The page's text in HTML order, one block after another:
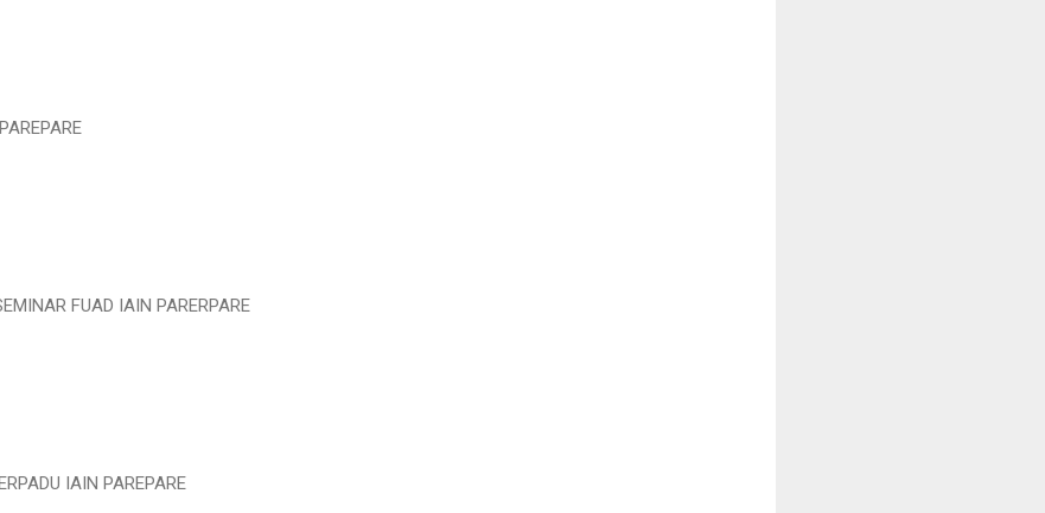
FUAD IAIN PARERPARE
IAIN PAREPARE